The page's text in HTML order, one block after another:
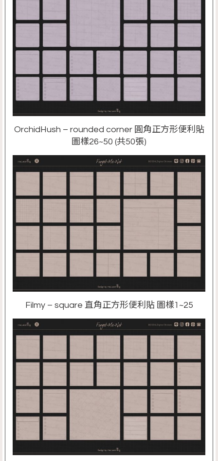
OrchidHush – rounded corner 圓角正方形便利貼
圖樣26~50 (共50張)
Filmy – square 直角正方形便利貼 圖樣1~25